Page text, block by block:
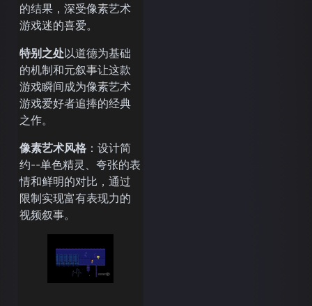
的结果，深受像素艺术
游戏迷的喜爱。
特别之处以道德为基础
的机制和元叙事让这款
游戏瞬间成为像素艺术
游戏爱好者追捧的经典
之作。
像素艺术风格 ：设计简
约--单色精灵、夸张的表
情和鲜明的对比，通过
限制实现富有表现力的
视频叙事。